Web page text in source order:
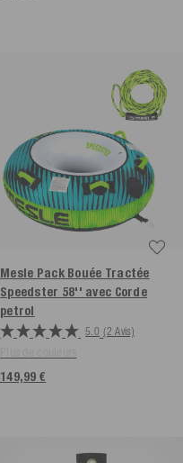
Mesle Pack Bouée Tractée
Speedster 58'' avec Corde
petrol
5.0 (2 Avis)
149,99 €